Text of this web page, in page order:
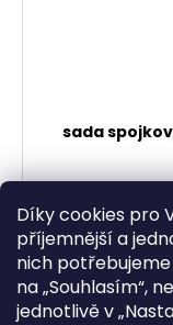
Díky cookies pro
příjemnější a
nich
na „Souhlasím“,
jednotlivě v „
sada